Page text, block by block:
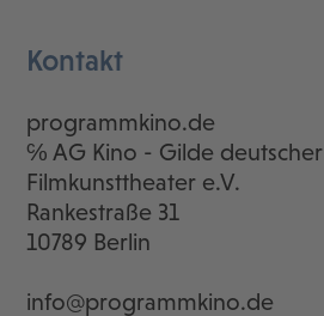
Kontakt
programmkino.de
℅ AG Kino - Gilde deutscher
Filmkunsttheater e.V.
Rankestraße 31
10789 Berlin
info@programmkino.de